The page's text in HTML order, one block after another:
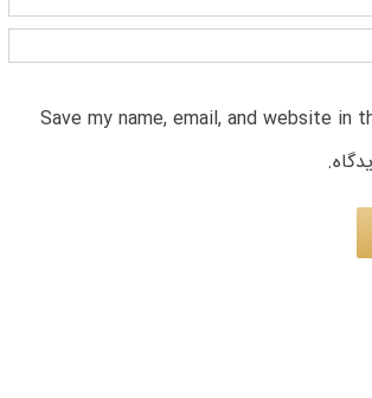
Save my name, email, and website in